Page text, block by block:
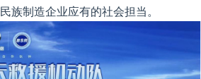
族制造企业应有的社会担当。